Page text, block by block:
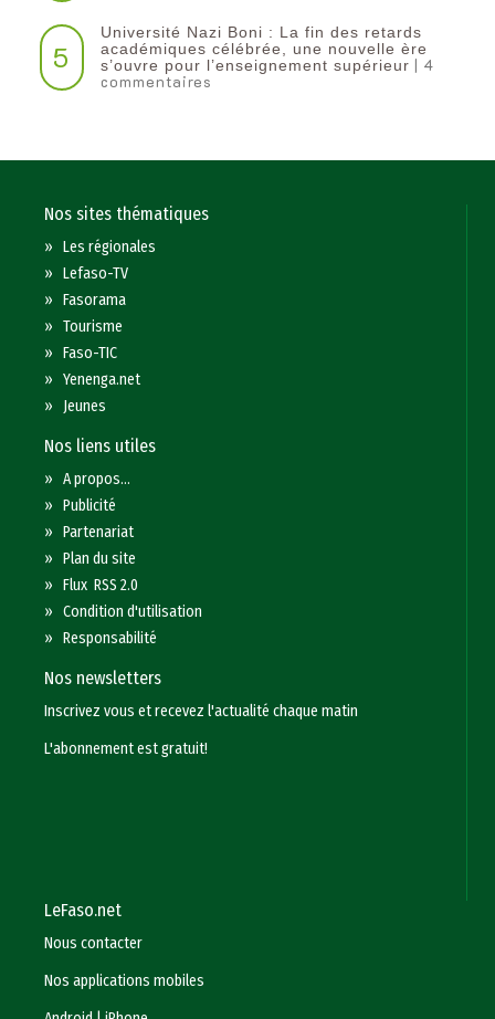
5
Université Nazi Boni : La fin des retards
académiques célébrée, une nouvelle ère
s’ouvre pour l’enseignement supérieur | 4
commentaires
Nos sites thématiques
»Les régionales
»Lefaso-TV
»Fasorama
»Tourisme
»Faso-TIC
»Yenenga.net
» Jeunes
Nos liens utiles
»A propos...
»Publicité
»Partenariat
»Plan du site
»Flux RSS 2.0
»Condition d'utilisation
»Responsabilité
Nos newsletters
Inscrivez vous et recevez l'actualité chaque matin
L'abonnement est gratuit!
LeFaso.net
Nous contacter
Nos applications mobiles